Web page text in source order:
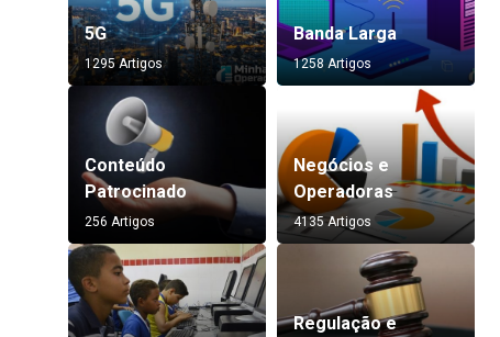
5G
1295 Artigos
Banda Larga
1258 Artigos
Conteúdo
Patrocinado
256 Artigos
Negócios e
Operadoras
4135 Artigos
Regulação e